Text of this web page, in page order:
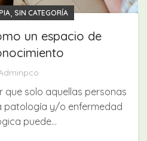
, SIN CATEGORÍA
un espacio de
que solo aquellas personas
patología y/o enfermedad
puede...